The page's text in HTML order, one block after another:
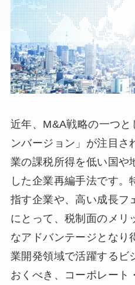
近年、M&A戦略の一つ
ンバージョン」が注目さ
業の課税所得を低い国や
した企業再編手法です。
指す企業や、高い成長フ
にとって、税制面のメリ
なアドバンテージとなり
業開発領域で活躍するビ
おくべき、コーポレート